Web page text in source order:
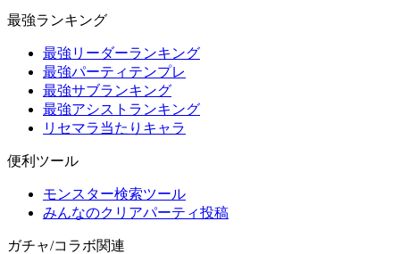
最強ランキング
最強リーダーランキング
最強パーティテンプレ
最強サブランキング
最強アシストランキング
リセマラ当たりキャラ
便利ツール
モンスター検索ツール
みんなのクリアパーティ投稿
ガチャ/コラボ関連